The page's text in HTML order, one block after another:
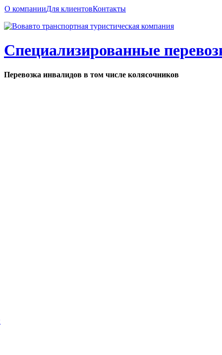
О компанииДля клиентовКонтакты
Специализированные
Перевозка инвалидов в том числе колясочников